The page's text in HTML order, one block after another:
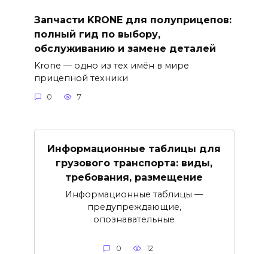
Запчасти KRONE для полуприцепов:
полный гид по выбору,
обслуживанию и замене деталей
Krone — одно из тех имён в мире
прицепной техники
0 7
Информационные таблицы для
грузового транспорта: виды,
требования, размещение
Информационные таблицы —
предупреждающие,
опознавательные
0 12